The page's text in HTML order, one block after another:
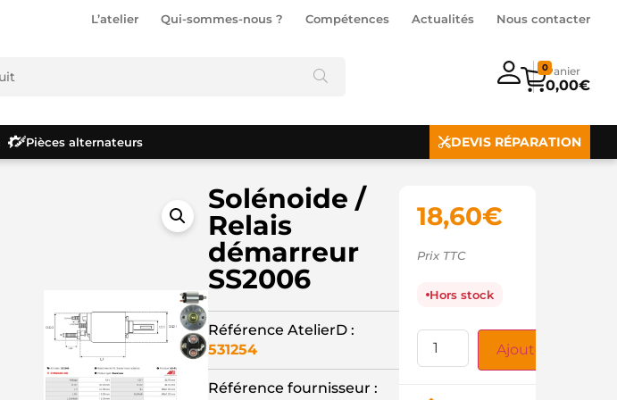
L’atelier Qui-sommes-nous ? Compétences Actualités Nous contacter
0,00€
0
Pièces alternateurs DEVIS RÉPARATION
Solénoide /
Relais
démarreur
SS2006
Référence AtelierD :
531254
Référence fournisseur :
18,60€
Prix TTC
Hors stock
Ajouter au